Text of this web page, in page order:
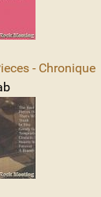
- Chronique